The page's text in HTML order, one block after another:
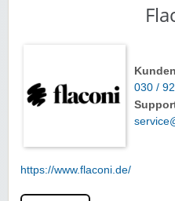
030 /
https://www.flaconi.de/